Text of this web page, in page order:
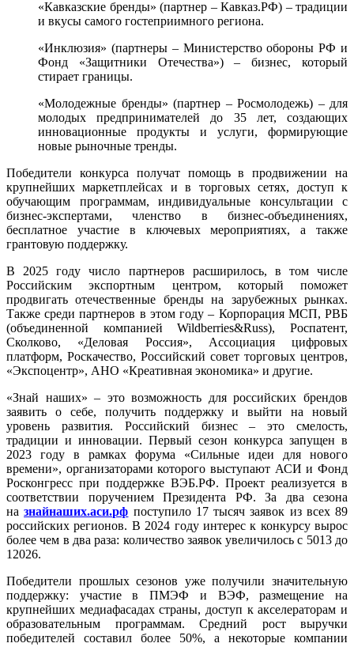
«Кавказские бренды» (партнер – Кавказ.РФ) – традиции
и вкусы самого гостеприимного региона.
«Инклюзия» (партнеры – Министерство обороны РФ и
Фонд «Защитники Отечества») – бизнес, который
стирает границы.
«Молодежные бренды» (партнер – Росмолодежь) – для
молодых предпринимателей до 35 лет, создающих
инновационные продукты и услуги, формирующие
новые рыночные тренды.
Победители конкурса получат помощь в продвижении на
крупнейших маркетплейсах и в торговых сетях, доступ к
обучающим программам, индивидуальные консультации с
бизнес-экспертами, членство в бизнес-объединениях,
бесплатное участие в ключевых мероприятиях, а также
грантовую поддержку.
В 2025 году число партнеров расширилось, в том числе
Российским экспортным центром, который поможет
продвигать отечественные бренды на зарубежных рынках.
Также среди партнеров в этом году – Корпорация МСП, РВБ
(объединенной компанией Wildberries&Russ), Роспатент,
Сколково, «Деловая Россия», Ассоциация цифровых
платформ, Роскачество, Российский совет торговых центров,
«Экспоцентр», АНО «Креативная экономика» и другие.
«Знай наших» – это возможность для российских брендов
заявить о себе, получить поддержку и выйти на новый
уровень развития. Российский бизнес – это смелость,
традиции и инновации. Первый сезон конкурса запущен в
2023 году в рамках форума «Сильные идеи для нового
времени», организаторами которого выступают АСИ и Фонд
Росконгресс при поддержке ВЭБ.РФ. Проект реализуется в
соответствии поручением Президента РФ. За два сезона
назнайнаших.аси.рф поступило 17 тысяч заявок из всех 89
российских регионов. В 2024 году интерес к конкурсу вырос
более чем в два раза: количество заявок увеличилось с 5013 до
12026.
Победители прошлых сезонов уже получили значительную
поддержку: участие в ПМЭФ и ВЭФ, размещение на
крупнейших медиафасадах страны, доступ к акселераторам и
образовательным программам. Средний рост выручки
победителей составил более 50%, а некоторые компании